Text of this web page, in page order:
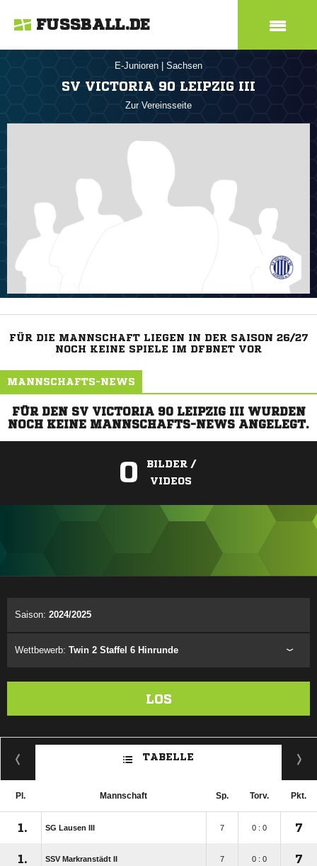
FUSSBALL.DE
E-Junioren Sachsen
SV VICTORIA 90 LEIPZIG III
Zur Vereinsseite
FÜR DIE MANNSCHAFT LIEGEN IN DER SAISON 26/27
NOCH KEINE SPIELE IM DFBNET VOR
MANNSCHAFTS-NEWS
FÜR DEN SV VICTORIA 90 LEIPZIG III WURDEN
NOCH KEINE MANNSCHAFTS-NEWS ANGELEGT.
0
BILDER /
VIDEOS
Saison: 2024/2025
Wettbewerb: Twin 2 Staffel 6 Hinrunde
LOS
TABELLE
Pl. Mannschaft Sp. Torv. Pkt.
1. SG Lausen III 7 0 : 0 7
1. SSV Markranstädt II 7 0 : 0 7